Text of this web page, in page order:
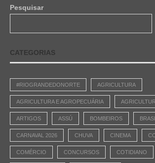
Pesquisar
CATEGORIAS
#RIOGRANDEDONORTE AGRICULTURA
AGRICULTURA E AGROPECUÁRIA
ARTIGOS ASSÚ BOMBEIROS
CARNAVAL 2026 CHUVA CINEMA
COMÉRCIO CONCURSOS COTIDIANO